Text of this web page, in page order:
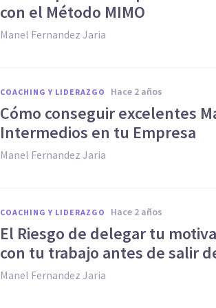
con el Método MIMO
Manel Fernandez Jaria
COACHING Y LIDERAZGO hace 2 años
Cómo conseguir excelentes
Intermedios en tu Empresa
Manel Fernandez Jaria
COACHING Y LIDERAZGO hace 2 años
El Riesgo de delegar tu
con tu trabajo antes de salir
Manel Fernandez Jaria